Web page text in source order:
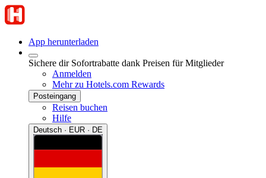
App herunterladen
Sichere dir Sofortrabatte dank Preisen für Mitglieder
Anmelden
Mehr zu Hotels.com Rewards
Posteingang
Reisen buchen
Hilfe
Deutsch · EUR · DE